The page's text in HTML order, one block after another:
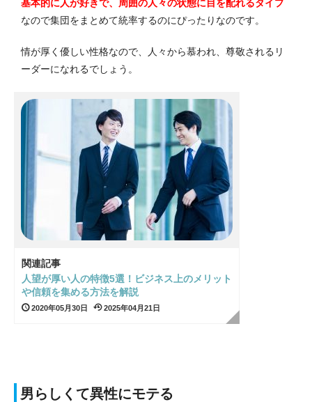
基本的に人が好きで、周囲の人々の状態に目を配れるタイプ
なので集団をまとめて統率するのにぴったりなのです。
情が厚く優しい性格なので、人々から慕われ、尊敬されるリ
ーダーになれるでしょう。
関連記事
人望が厚い人の特徴5選！ビジネス上のメリット
や信頼を集める方法を解説
2020年05月30日 2025年04月21日
男らしくて異性にモテる